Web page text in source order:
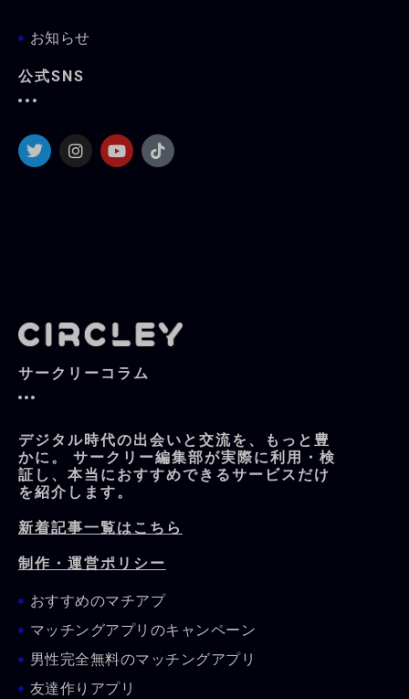
お知らせ
公式SNS
T
w
I
n
Y
o
T
i
サークリーコラム
デジタル時代の出会いと交流を、もっと豊
かに。 サークリー編集部が実際に利用・検
証し、本当におすすめできるサービスだけ
を紹介します。
新着記事一覧はこちら
制作・運営ポリシー
おすすめのマチアプ
マッチングアプリのキャンペーン
男性完全無料のマッチングアプリ
友達作りアプリ